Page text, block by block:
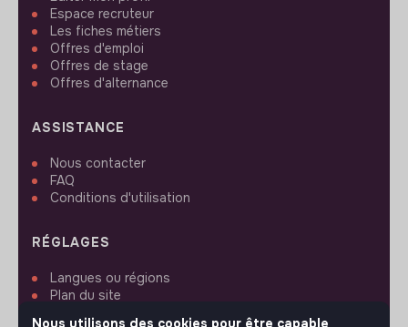
Espace recruteur
Les fiches métiers
Offres d'emploi
Offres de stage
Offres d'alternance
ASSISTANCE
Nous contacter
FAQ
Conditions d'utilisation
RÉGLAGES
Langues ou régions
Plan du site
Nous utilisons des cookies pour être capable